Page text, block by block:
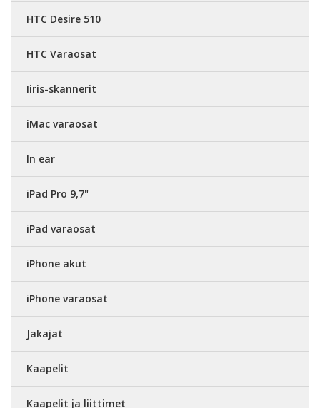
HTC Desire 510
HTC Varaosat
Iiris-skannerit
iMac varaosat
In ear
iPad Pro 9,7"
iPad varaosat
iPhone akut
iPhone varaosat
Jakajat
Kaapelit
Kaapelit ja liittimet